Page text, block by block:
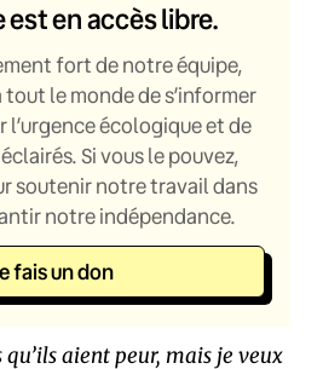
est en accès libre.
fort de notre équipe,
le monde de s’informer
écologique et de
Si vous le pouvez,
soutenir notre travail dans
notre indépendance.
fais un don
aient peur, mais je veux